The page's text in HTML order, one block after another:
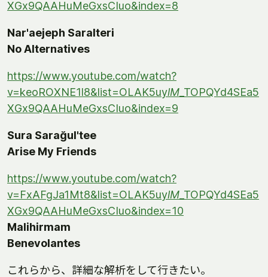
XGx9QAAHuMeGxsCIuo&index=8
Nar'aejeph Saralteri
No Alternatives
https://www.youtube.com/watch?
v=keoROXNE1l8&list=OLAK5uylM _TOPQYd4SEa5
XGx9QAAHuMeGxsCIuo&index=9
Sura Sarağul'tee
Arise My Friends
https://www.youtube.com/watch?
v=FxAFgJa1Mt8&list=OLAK5uylM _TOPQYd4SEa5
XGx9QAAHuMeGxsCIuo&index=10
Malihirmam
Benevolantes
これらから、詳細な解析をして行きたい。